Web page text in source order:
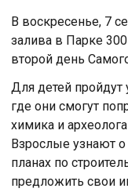
В воскресенье, 7
залива в Парке
второй день
Для детей пройдут
где они смогут
химика и
Взрослые узнают
планах по
предложить свои